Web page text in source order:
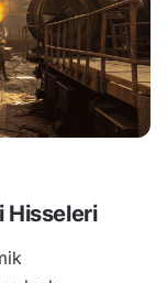
Hisseleri